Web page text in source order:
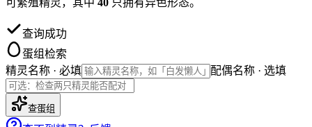
查询成功
蛋组检索
精灵名称 · 必填
配偶名称 · 选填
查蛋组